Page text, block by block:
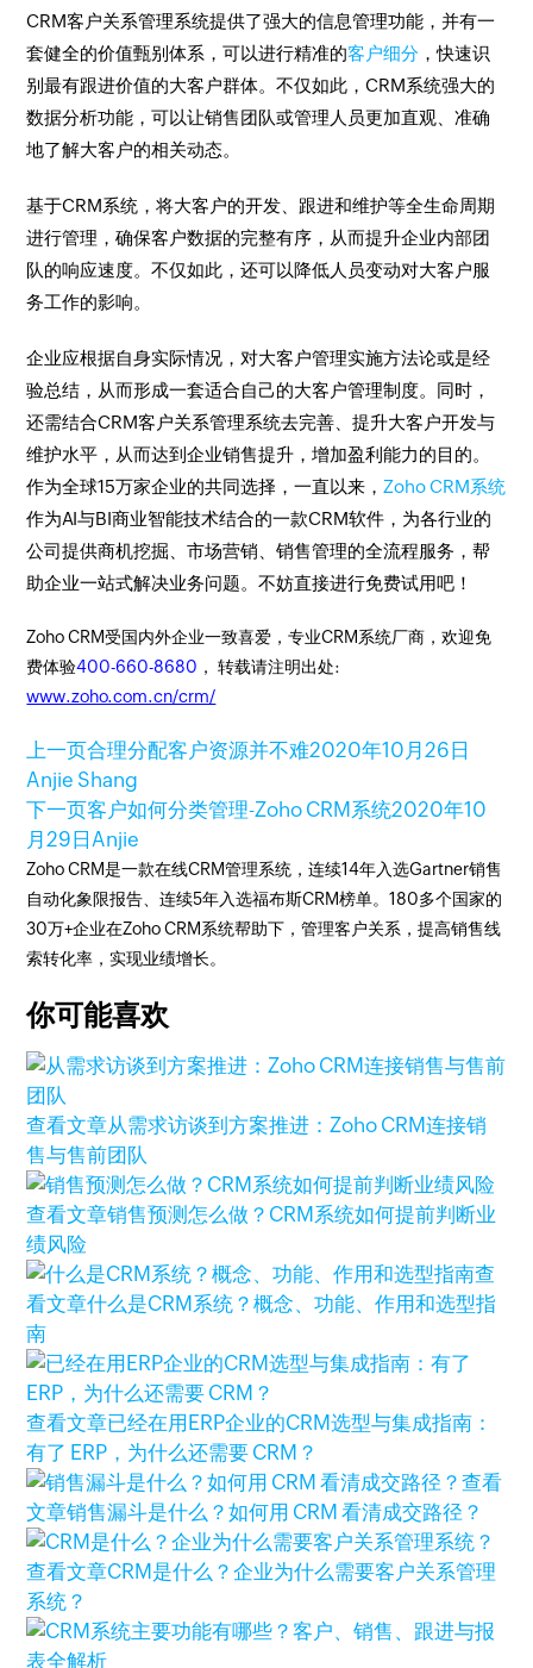
CRM客户关系管理系统提供了强大的信息管理功能，并有一
套健全的价值甄别体系，可以进行精准的客户细分 ，快速识
别最有跟进价值的大客户群体。不仅如此，CRM系统强大的
数据分析功能，可以让销售团队或管理人员更加直观、准确
地了解大客户的相关动态。
基于CRM系统，将大客户的开发、跟进和维护等全生命周期
进行管理，确保客户数据的完整有序，从而提升企业内部团
队的响应速度。不仅如此，还可以降低人员变动对大客户服
务工作的影响。
企业应根据自身实际情况，对大客户管理实施方法论或是经
验总结，从而形成一套适合自己的大客户管理制度。同时，
还需结合CRM客户关系管理系统去完善、提升大客户开发与
维护水平，从而达到企业销售提升，增加盈利能力的目的。
作为全球15万家企业的共同选择，一直以来， Zoho CRM系统
作为AI与BI商业智能技术结合的一款CRM软件，为各行业的
公司提供商机挖掘、市场营销、销售管理的全流程服务，帮
助企业一站式解决业务问题。不妨直接进行免费试用吧！
Zoho CRM受国内外企业一致喜爱，专业CRM系统厂商，欢迎免
费体验400-660-8680 ， 转载请注明出处:
www.zoho.com.cn/crm/
上一页合理分配客户资源并不难2020年10月26日
Anjie Shang
下一页客户如何分类管理-Zoho CRM系统2020年10
月29日Anjie
Zoho CRM是一款在线CRM管理系统，连续14年入选Gartner销售
自动化象限报告、连续5年入选福布斯CRM榜单。180多个国家的
30万+企业在Zoho CRM系统帮助下，管理客户关系，提高销售线
索转化率，实现业绩增长。
你可能喜欢
查看文章从需求访谈到方案推进：Zoho CRM连接销
售与售前团队
查看文章销售预测怎么做？CRM系统如何提前判断业
绩风险
查
看文章什么是CRM系统？概念、功能、作用和选型指
南
查看文章已经在用ERP企业的CRM选型与集成指南：
有了 ERP，为什么还需要 CRM？
查看
文章销售漏斗是什么？如何用 CRM 看清成交路径？
查看文章CRM是什么？企业为什么需要客户关系管理
系统？